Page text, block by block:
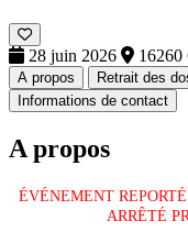
28 juin 2026 16260
A propos Retrait des
Informations de contact
A propos
ÉVÉNEMENT
ARRÊTÉ